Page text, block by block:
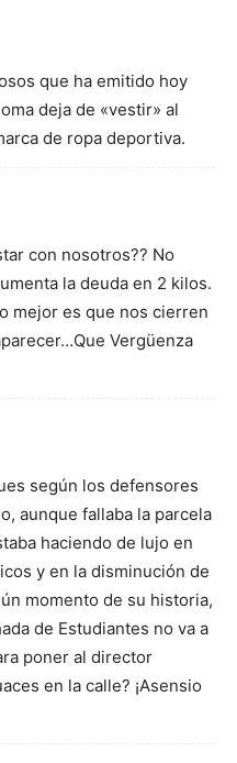
que ha emitido hoy
deja de «vestir» al
de ropa deportiva.
con nosotros?? No
la deuda en 2 kilos.
mejor es que nos cierren
Vergüenza
según los defensores
aunque fallaba la parcela
haciendo de lujo en
y en la disminución de
momento de su historia,
de Estudiantes no va a
poner al director
en la calle? ¡Asensio